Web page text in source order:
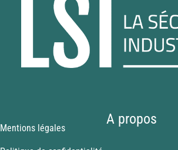
A propos
Mentions légales